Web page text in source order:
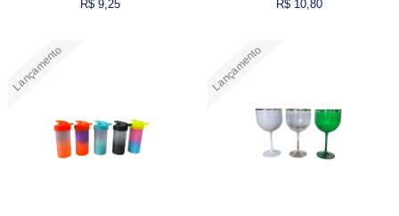
R$ 9,25 R$ 10,80
Lançamento Lançamento